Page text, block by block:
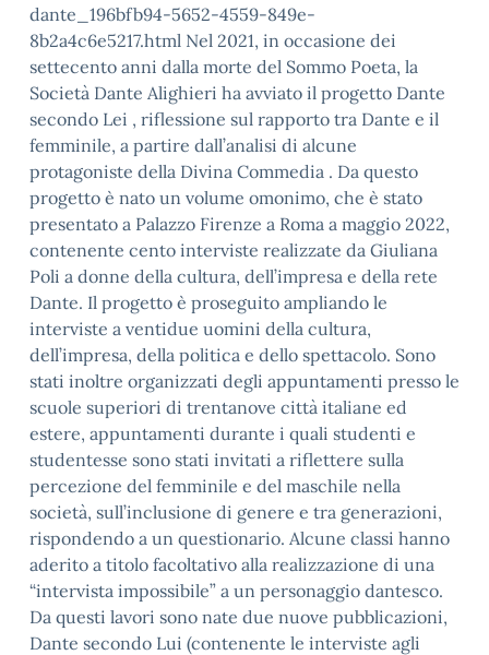
dante_196bfb94-5652-4559-849e-
8b2a4c6e5217.html Nel 2021, in occasione dei
settecento anni dalla morte del Sommo Poeta, la
Società Dante Alighieri ha avviato il progetto Dante
secondo Lei , riflessione sul rapporto tra Dante e il
femminile, a partire dall’analisi di alcune
protagoniste della Divina Commedia . Da questo
progetto è nato un volume omonimo, che è stato
presentato a Palazzo Firenze a Roma a maggio 2022,
contenente cento interviste realizzate da Giuliana
Poli a donne della cultura, dell’impresa e della rete
Dante. Il progetto è proseguito ampliando le
interviste a ventidue uomini della cultura,
dell’impresa, della politica e dello spettacolo. Sono
stati inoltre organizzati degli appuntamenti presso le
scuole superiori di trentanove città italiane ed
estere, appuntamenti durante i quali studenti e
studentesse sono stati invitati a riflettere sulla
percezione del femminile e del maschile nella
società, sull’inclusione di genere e tra generazioni,
rispondendo a un questionario. Alcune classi hanno
aderito a titolo facoltativo alla realizzazione di una
“intervista impossibile” a un personaggio dantesco.
Da questi lavori sono nate due nuove pubblicazioni,
Dante secondo Lui (contenente le interviste agli